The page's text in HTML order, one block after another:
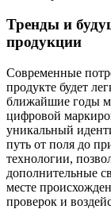
Тренды и
продукции
Современные
продукте будет
ближайшие годы
цифровой
уникальный
путь от поля до
технологии,
дополнительные
месте
проверок и